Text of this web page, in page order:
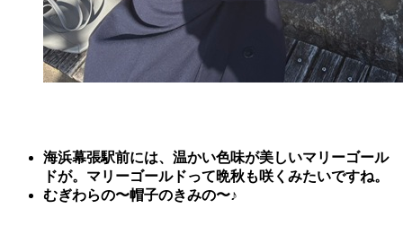
海浜幕張駅前には、温かい色味が美しいマリーゴール
ドが。マリーゴールドって晩秋も咲くみたいですね。
むぎわらの〜帽子のきみの〜♪